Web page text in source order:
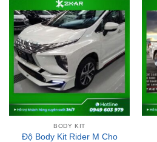
BODY KIT
Độ Body Kit Rider M Cho
Mitsubishi Xpander Tại
TPHCM | Đẳng Cấp – Sang
Trọng